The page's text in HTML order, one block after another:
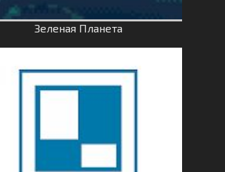
Зеленая Планета